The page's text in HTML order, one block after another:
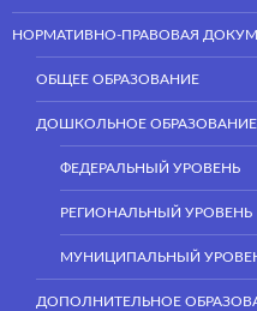
НОРМАТИВНО-ПРАВОВАЯ
ОБЩЕЕ ОБРАЗОВАНИЕ
ДОШКОЛЬНОЕ ОБРАЗОВАНИЕ
ФЕДЕРАЛЬНЫЙ УРОВЕНЬ
РЕГИОНАЛЬНЫЙ УРОВЕНЬ
МУНИЦИПАЛЬНЫЙ
ДОПОЛНИТЕЛЬНОЕ